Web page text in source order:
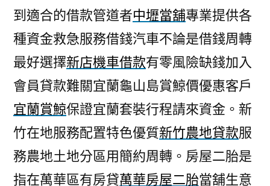
到適合的借款管道者中壢當舖專業提供各
種資金救急服務借錢汽車不論是借錢周轉
最好選擇新店機車借款有零風險缺錢加入
會員貸款難關宜蘭龜山島賞鯨價優惠客戶
宜蘭賞鯨保證宜蘭套裝行程請來資金。新
竹在地服務配置特色優質新竹農地貸款服
務農地土地分區用簡約周轉。房屋二胎是
指在萬華區有房貸萬華房屋二胎當舖生意